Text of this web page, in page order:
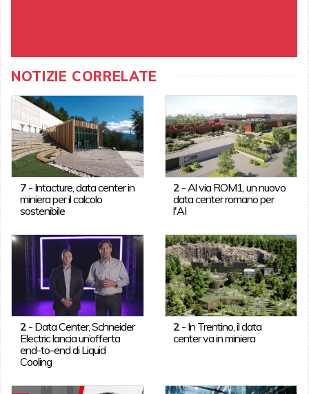
NOTIZIE CORRELATE
7- Intacture, data center in
miniera per il calcolo
sostenibile
2 -Al via ROM1, un nuovo
data center romano per
l'AI
2- Data Center, Schneider
Electric lancia un’offerta
end-to-end di Liquid
Cooling
2 - In Trentino, il data
center va in miniera